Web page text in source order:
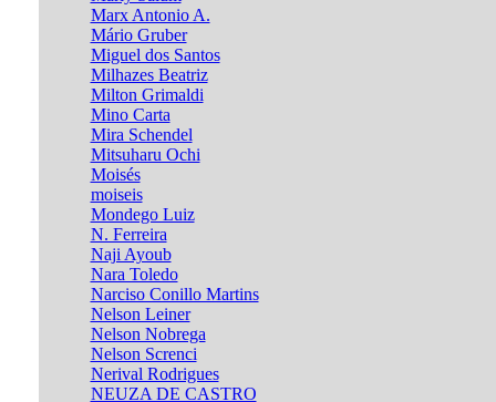
Marx Antonio A.
Mário Gruber
Miguel dos Santos
Milhazes Beatriz
Milton Grimaldi
Mino Carta
Mira Schendel
Mitsuharu Ochi
Moisés
moiseis
Mondego Luiz
N. Ferreira
Naji Ayoub
Nara Toledo
Narciso Conillo Martins
Nelson Leiner
Nelson Nobrega
Nelson Screnci
Nerival Rodrigues
NEUZA DE CASTRO